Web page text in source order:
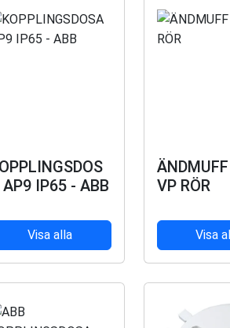
IP65 - ABB
Visa alla
VP RÖR
Visa